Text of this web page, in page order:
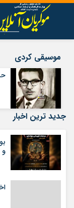
موسیقی کردی
جدید ترین اخبار
و